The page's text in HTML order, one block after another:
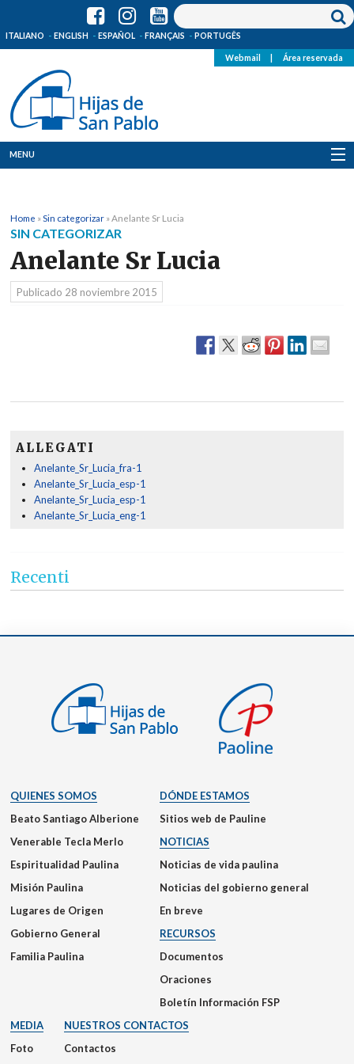
ITALIANO ENGLISH ESPAÑOL FRANÇAIS PORTUGÊS
Webmail Área reservada
MENU
Dónde estamos
Noticias
Recursos
Home » Sin categorizar » Anelante Sr Lucia
SIN CATEGORIZAR
Anelante Sr Lucia
Publicado 28 noviembre 2015
ALLEGATI
Anelante_Sr_Lucia_fra-1
Anelante_Sr_Lucia_esp-1
Anelante_Sr_Lucia_esp-1
Anelante_Sr_Lucia_eng-1
Recenti
QUIENES SOMOS
Beato Santiago Alberione
Venerable Tecla Merlo
Espiritualidad Paulina
Misión Paulina
Lugares de Origen
Gobierno General
Familia Paulina
DÓNDE ESTAMOS
Sitios web de Pauline
NOTICIAS
Noticias de vida paulina
Noticias del gobierno general
En breve
RECURSOS
Documentos
Oraciones
Boletín Información FSP
MEDIA
Foto
NUESTROS CONTACTOS
Contactos